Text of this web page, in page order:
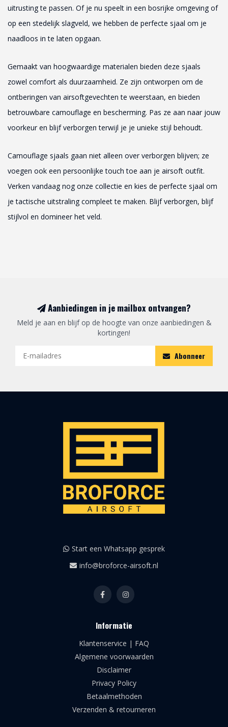
uitrusting te passen. Of je nu speelt in een bosrijke omgeving of
op een stedelijk slagveld, we hebben de perfecte sjaal om je
naadloos in te laten opgaan.
Gemaakt van hoogwaardige materialen bieden deze sjaals
zowel comfort als duurzaamheid. Ze zijn ontworpen om de
ontberingen van airsoftgevechten te weerstaan, en bieden
betrouwbare camouflage en bescherming. Pas ze aan naar jouw
voorkeur en blijf verborgen terwijl je je unieke stijl behoudt.
Camouflage sjaals gaan niet alleen over verborgen blijven; ze
voegen ook een persoonlijke touch toe aan je airsoft outfit.
Verken vandaag nog onze collectie en kies de perfecte sjaal om
je tactische uitstraling compleet te maken. Blijf verborgen, blijf
stijlvol en domineer het veld.
Aanbiedingen in je mailbox ontvangen?
Meld je aan en blijf op de hoogte van onze aanbiedingen &
kortingen!
Abonneer
Start een Whatsapp gesprek
info@broforce-airsoft.nl
Informatie
Klantenservice | FAQ
Algemene voorwaarden
Disclaimer
Privacy Policy
Betaalmethoden
Verzenden & retourneren